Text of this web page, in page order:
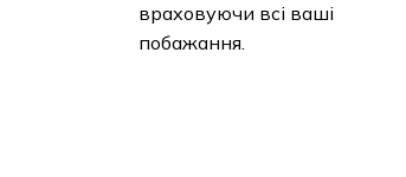
враховуючи всі ваші
побажання.